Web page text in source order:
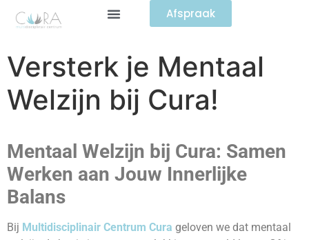
Afspraak
Versterk je Mentaal
Welzijn bij Cura!
Mentaal Welzijn bij Cura: Samen
Werken aan Jouw Innerlijke
Balans
Bij Multidisciplinair Centrum Cura geloven we dat mentaal